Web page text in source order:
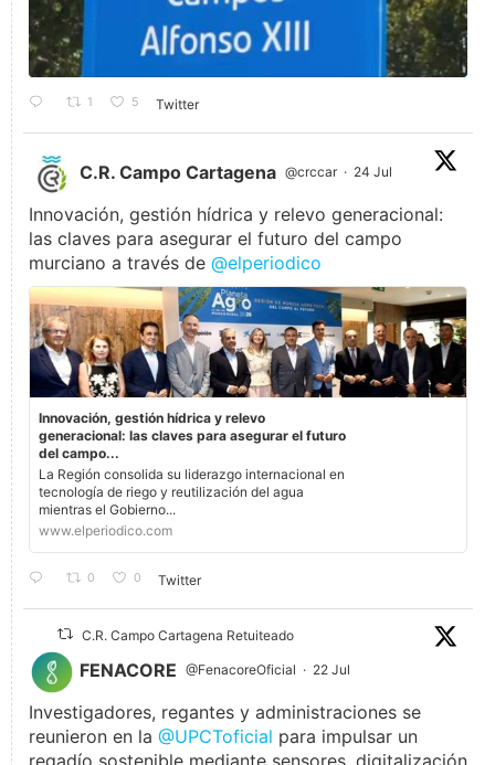
1 5 Twitter
C.R. Campo Cartagena @crccar · 24 Jul
Innovación, gestión hídrica y relevo generacional:
las claves para asegurar el futuro del campo
murciano a través de @elperiodico
Innovación, gestión hídrica y relevo
generacional: las claves para asegurar el futuro
del campo...
La Región consolida su liderazgo internacional en
tecnología de riego y reutilización del agua
mientras el Gobierno...
www.elperiodico.com
0 0 Twitter
C.R. Campo Cartagena Retuiteado
FENACORE @FenacoreOficial · 22 Jul
Investigadores, regantes y administraciones se
reunieron en la @UPCToficial para impulsar un
regadío sostenible mediante sensores, digitalización